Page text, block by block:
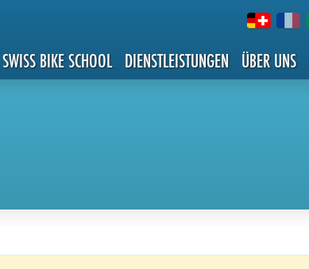
SWISS BIKE SCHOOL DIENSTLEISTUNGEN ÜBER UNS